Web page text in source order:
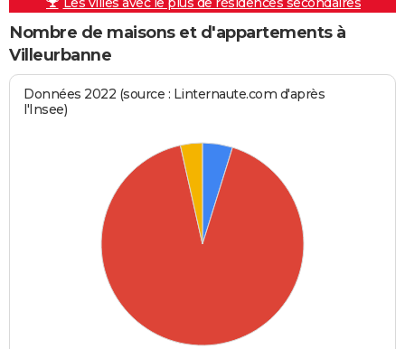
Nombre de maisons et d'appartements à
Villeurbanne
Données 2022 (source : Linternaute.com d'après
l'Insee)